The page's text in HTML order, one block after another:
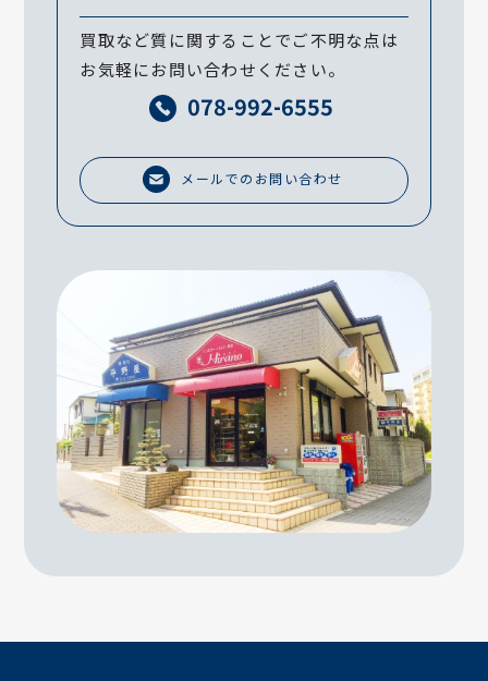
買取など質に関することでご不明な点は
お気軽にお問い合わせください。
078-992-6555
メールでのお問い合わせ